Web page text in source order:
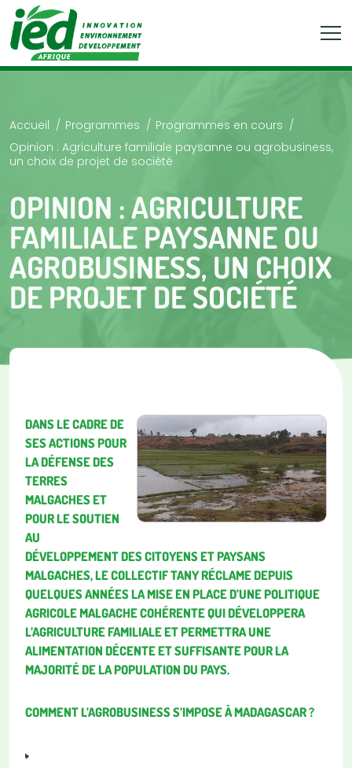
Accueil Programmes
Programmes en cours
Opinion : Agriculture familiale paysanne ou agrobusiness,
un choix de projet de société
OPINION : AGRICULTURE
FAMILIALE PAYSANNE OU
AGROBUSINESS, UN CHOIX
DE PROJET DE SOCIÉTÉ
DANS LE CADRE DE
SES ACTIONS POUR
LA DÉFENSE DES
TERRES
MALGACHES ET
POUR LE SOUTIEN
AU
DÉVELOPPEMENT DES CITOYENS ET PAYSANS
MALGACHES, LE COLLECTIF TANY RÉCLAME DEPUIS
QUELQUES ANNÉES LA MISE EN PLACE D’UNE POLITIQUE
AGRICOLE MALGACHE COHÉRENTE QUI DÉVELOPPERA
L’AGRICULTURE FAMILIALE ET PERMETTRA UNE
ALIMENTATION DÉCENTE ET SUFFISANTE POUR LA
MAJORITÉ DE LA POPULATION DU PAYS.
COMMENT L’AGROBUSINESS S’IMPOSE À MADAGASCAR ?